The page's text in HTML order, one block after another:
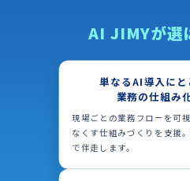
AI JIMYが選
単なるAI導入にと
業務の仕組み
現場ごとの業務フローを可
なくす仕組みづくりを支援
で伴走します。